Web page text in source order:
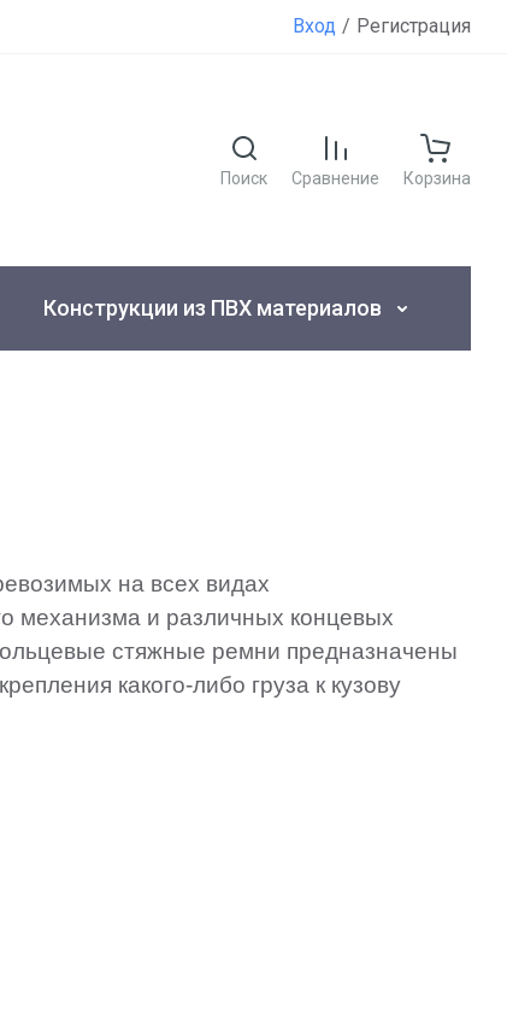
Вход / Регистрация
Поиск Сравнение Корзина
Конструкции из ПВХ материалов
на всех видах
механизма и различных концевых
стяжные ремни предназначены
какого-либо груза к кузову